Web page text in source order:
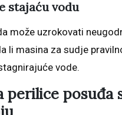
stajaću vodu
može uzrokovati
li masina za sudje
vode.
perilice posuđa